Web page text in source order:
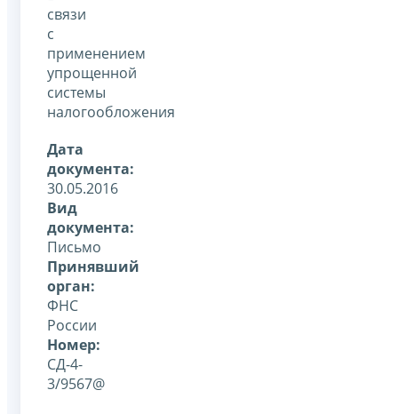
связи
с
применением
упрощенной
системы
налогообложения
Дата
документа:
30.05.2016
Вид
документа:
Письмо
Принявший
орган:
ФНС
России
Номер:
СД-4-
3/9567@